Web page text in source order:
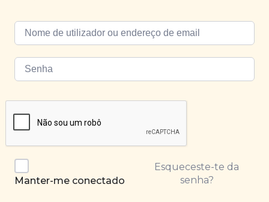
Manter-me conectado
Esqueceste-te da
senha?